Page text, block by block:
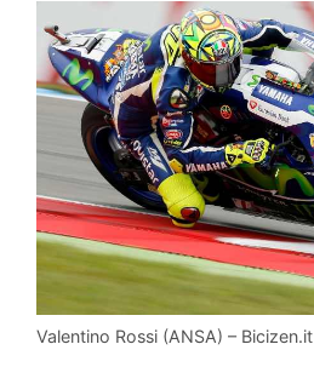
Valentino Rossi (ANSA) – Bicizen.it